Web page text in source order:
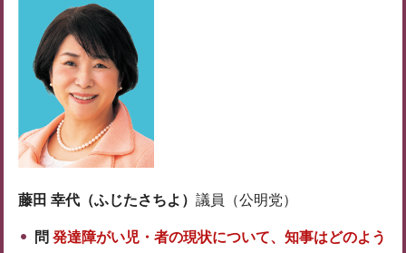
藤田 幸代（ふじたさちよ） 議員（公明党）
問 発達障がい児・者の現状について、知事はどのよう